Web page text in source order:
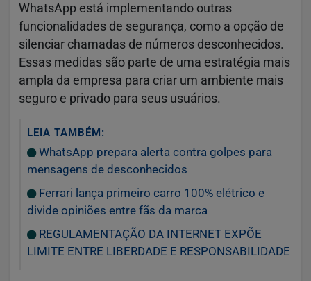
WhatsApp está implementando outras
funcionalidades de segurança, como a opção de
silenciar chamadas de números desconhecidos.
Essas medidas são parte de uma estratégia mais
ampla da empresa para criar um ambiente mais
seguro e privado para seus usuários.
LEIA TAMBÉM:
WhatsApp prepara alerta contra golpes para
mensagens de desconhecidos
Ferrari lança primeiro carro 100% elétrico e
divide opiniões entre fãs da marca
REGULAMENTAÇÃO DA INTERNET EXPÕE
LIMITE ENTRE LIBERDADE E RESPONSABILIDADE